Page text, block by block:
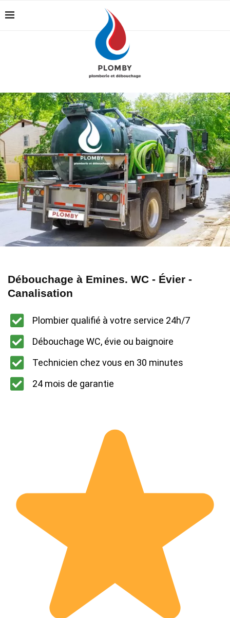
Débouchage à Emines. WC - Évier -
Canalisation
Plombier qualifié à votre service 24h/7
Débouchage WC, évie ou baignoire
Technicien chez vous en 30 minutes
24 mois de garantie